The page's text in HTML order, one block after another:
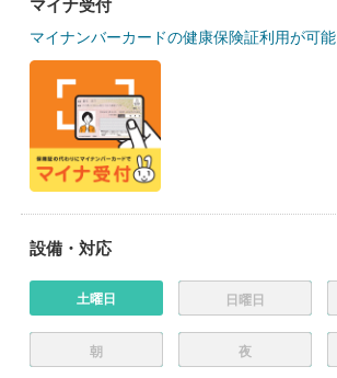
マイナ受付
マイナンバーカードの健康保険証利用が可能
設備・対応
土曜日 日曜日
朝 夜